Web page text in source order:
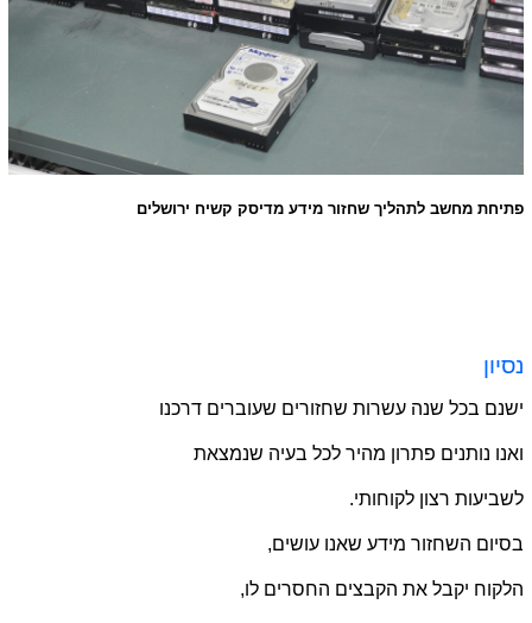
פתיחת מחשב לתהליך שחזור מידע מדיסק קשיח ירושלים
נסיון
ישנם בכל שנה עשרות שחזורים שעוברים דרכנו
ואנו נותנים פתרון מהיר לכל בעיה שנמצאת
לשביעות רצון לקוחותי.
בסיום השחזור מידע שאנו עושים,
הלקוח יקבל את הקבצים החסרים לו,